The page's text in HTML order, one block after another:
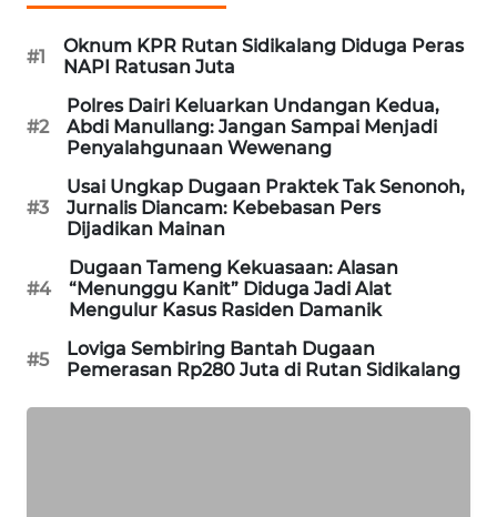
#1
Oknum KPR Rutan Sidikalang Diduga Peras
NAPI Ratusan Juta
#2
Polres Dairi Keluarkan Undangan Kedua,
Abdi Manullang: Jangan Sampai Menjadi
Penyalahgunaan Wewenang
#3
Usai Ungkap Dugaan Praktek Tak Senonoh,
Jurnalis Diancam: Kebebasan Pers
Dijadikan Mainan
#4
Dugaan Tameng Kekuasaan: Alasan
“Menunggu Kanit” Diduga Jadi Alat
Mengulur Kasus Rasiden Damanik
#5
Loviga Sembiring Bantah Dugaan
Pemerasan Rp280 Juta di Rutan Sidikalang